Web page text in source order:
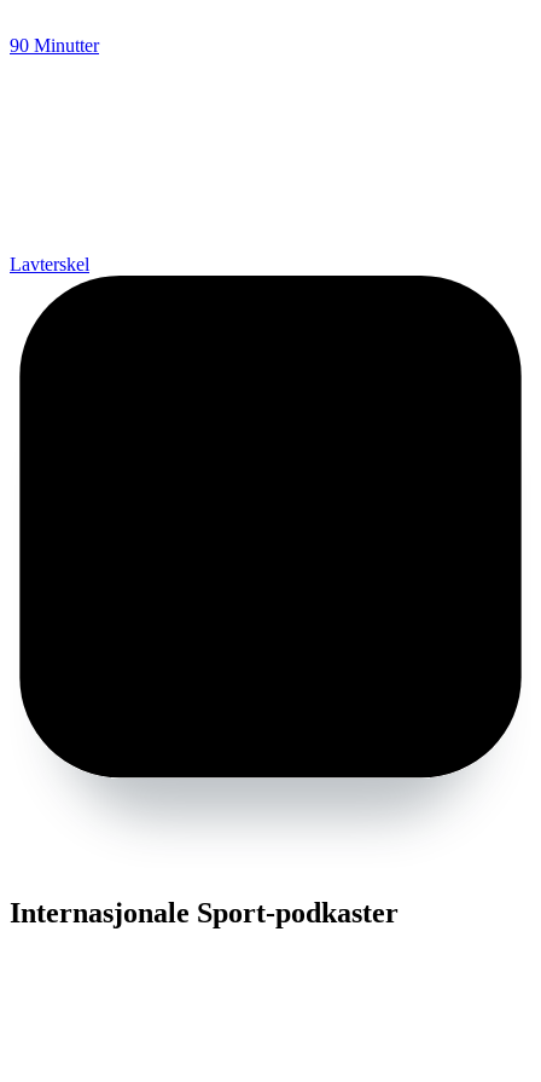
90 Minutter
Lavterskel
Internasjonale Sport-podkaster